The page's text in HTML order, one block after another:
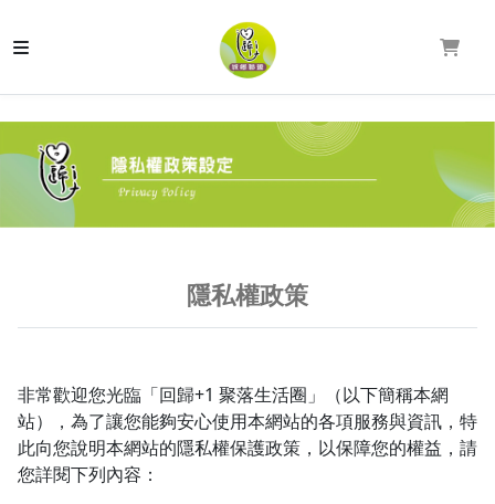
隱私權政策
非常歡迎您光臨「回歸+1 聚落生活圈」（以下簡稱本網
站），為了讓您能夠安心使用本網站的各項服務與資訊，特
此向您說明本網站的隱私權保護政策，以保障您的權益，請
您詳閱下列內容：